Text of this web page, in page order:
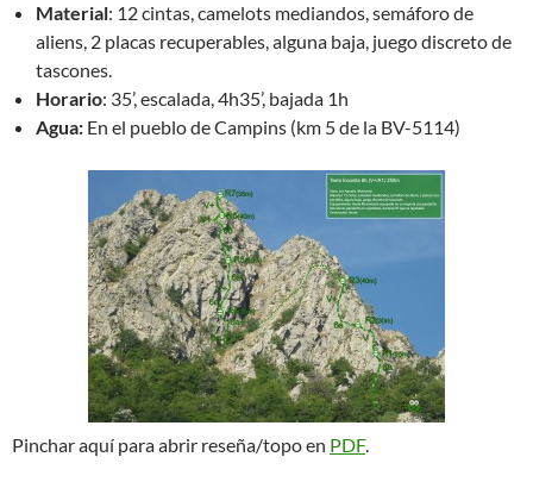
Material: 12 cintas, camelots mediandos, semáforo de
aliens, 2 placas recuperables, alguna baja, juego discreto de
tascones.
Horario: 35’, escalada, 4h35’, bajada 1h
Agua: En el pueblo de Campins (km 5 de la BV-5114)
Pinchar aquí para abrir reseña/topo en PDF.